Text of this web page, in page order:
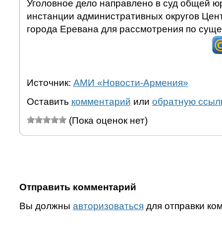
Уголовное дело направлено в суд общей
инстанции административных округов
города Еревана для рассмотрения по
Источник: АМИ «Новости-Армения»
Оставить комментарий или обратную
(Пока оценок нет)
Отправить комментарий
Вы должны авторизоваться для отправки